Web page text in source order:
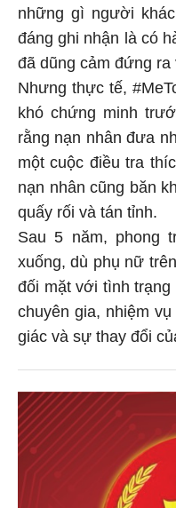
những gì người
đáng ghi nhận là có
đã dũng cảm đứng ra
Nhưng thực tế,
khó chứng minh
rằng nạn nhân đưa
một cuộc điều tra
nạn nhân cũng băn
quấy rối và tán tỉnh.
Sau 5 năm, phong
xuống, dù phụ nữ
đối mặt với tình
chuyên gia, nhiệm
giác và sự thay đổi